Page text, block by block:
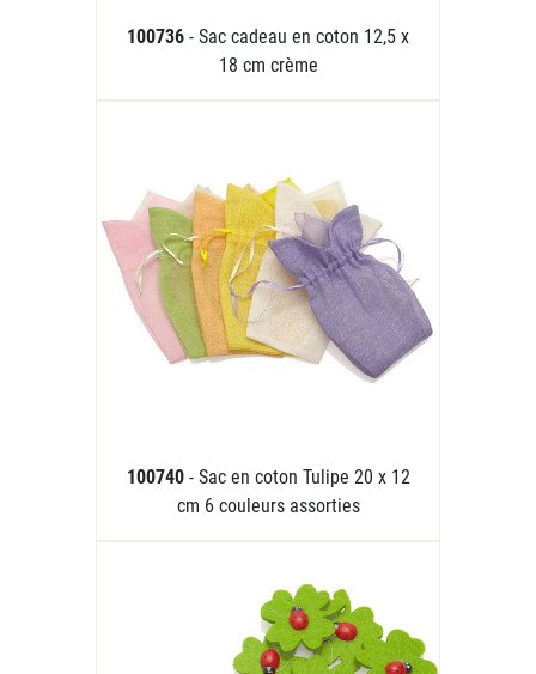
100736 - Sac cadeau en coton 12,5 x
18 cm crème
100740 - Sac en coton Tulipe 20 x 12
cm 6 couleurs assorties